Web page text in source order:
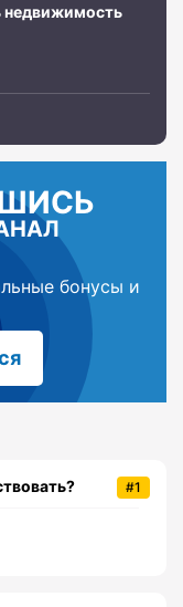
недвижимость
бонусы и
#1